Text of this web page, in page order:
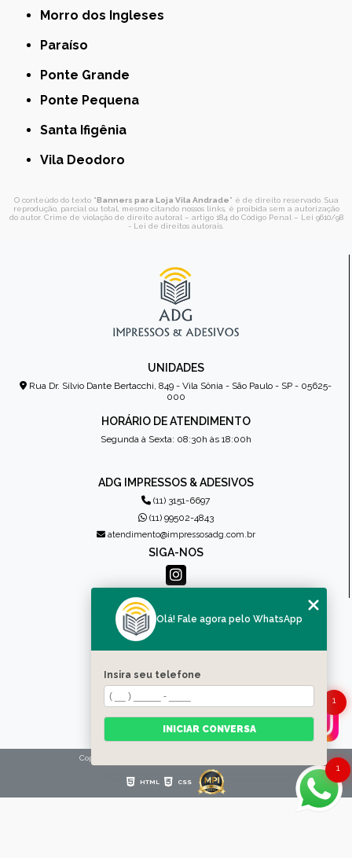
Morro dos Ingleses
Paraíso
Ponte Grande
Ponte Pequena
Santa Ifigênia
Vila Deodoro
O conteúdo do texto " Banners para Loja Vila Andrade" é de direito reservado. Sua
reprodução, parcial ou total, mesmo citando nossos links, é proibida sem a autorização
do autor. Crime de violação de direito autoral – artigo 184 do Código Penal – Lei 9610/98
- Lei de direitos autorais.
UNIDADES
Rua Dr. Sílvio Dante Bertacchi, 849 - Vila Sônia - São Paulo - SP - 05625-
000
HORÁRIO DE ATENDIMENTO
Segunda à Sexta: 08:30h às 18:00h
ADG IMPRESSOS & ADESIVOS
(11) 3151-6697
(11) 99502-4843
atendimento@impressosadg.com.br
SIGA-NOS
MENU
QUEM SOMOS
PRODUTOS
CONTATO
CATEGORIAS
MAPA DO SITE
Copyright © Impressos ADG. (Lei 9610 de 19/02/1998)
HTML CSS
1
1
Olá! Fale agora pelo WhatsApp
Insira seu telefone
INICIAR CONVERSA